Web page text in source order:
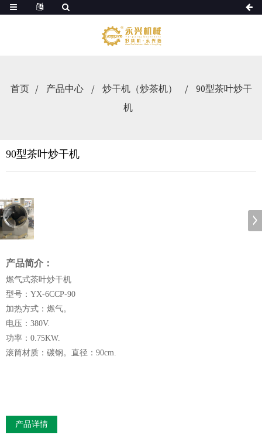
首页 产品中心 炒干机（炒茶机）
90型茶叶炒干
机
90型茶叶炒干机
产品简介：
燃气式茶叶炒干机
型号：YX-6CCP-90
加热方式：燃气。
电压：380V.
功率：0.75KW.
滚筒材质：碳钢。直径：90cm.
产品详情